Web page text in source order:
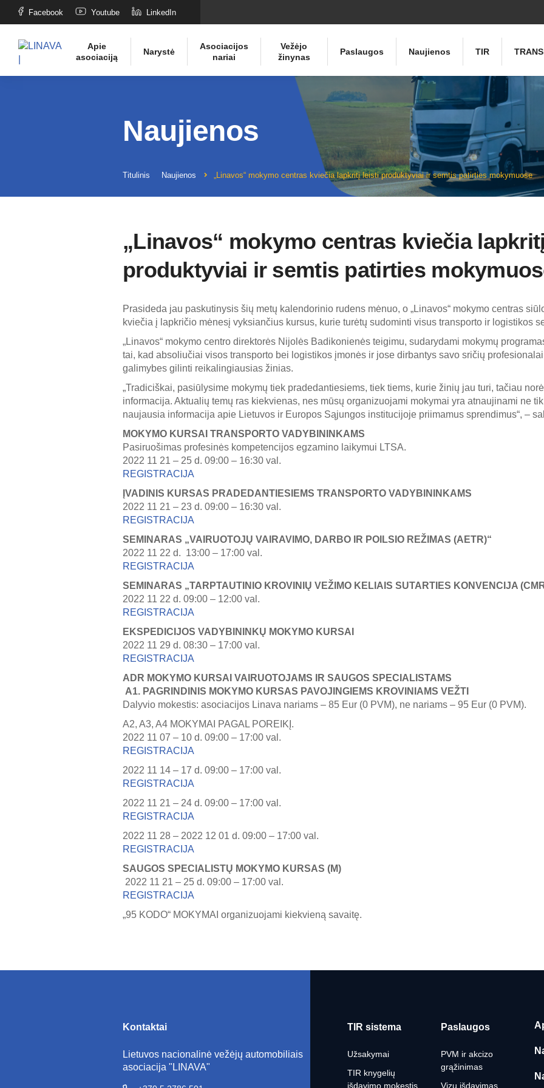
Facebook Youtube LinkedIn
Apie
asociaciją
Narystė
Asociacijos
nariai
Vežėjo
žinynas
Paslaugos Naujienos TIR
Naujienos
Titulinis Naujienos „Linavos“ mokymo centras kviečia lapkritį leisti produktyviai ir semtis patirties mokymuose
„Linavos“ mokymo centras kviečia
produktyviai ir semtis patirties
Prasideda jau paskutinysis šių metų kalendorinio rudens mėnuo, o „Linavos“ mokymo centras
kviečia į lapkričio mėnesį vyksiančius kursus, kurie turėtų sudominti visus transporto ir logistikos
„Linavos“ mokymo centro direktorės Nijolės Badikonienės teigimu, sudarydami mokymų
tai, kad absoliučiai visos transporto bei logistikos įmonės ir jose dirbantys savo sričių
galimybes gilinti reikalingiausias žinias.
„Tradiciškai, pasiūlysime mokymų tiek pradedantiesiems, tiek tiems, kurie žinių jau turi, tačiau
informacija. Aktualių temų ras kiekvienas, nes mūsų organizuojami mokymai yra atnaujinami ne
naujausia informacija apie Lietuvos ir Europos Sąjungos institucijoje priimamus sprendimus“, –
MOKYMO KURSAI TRANSPORTO VADYBININKAMS
Pasiruošimas profesinės kompetencijos egzamino laikymui LTSA.
2022 11 21 – 25 d. 09:00 – 16:30 val.
REGISTRACIJA
ĮVADINIS KURSAS PRADEDANTIESIEMS TRANSPORTO VADYBININKAMS
2022 11 21 – 23 d. 09:00 – 16:30 val.
REGISTRACIJA
SEMINARAS „VAIRUOTOJŲ VAIRAVIMO, DARBO IR POILSIO REŽIMAS (AETR)“
2022 11 22 d. 13:00 – 17:00 val.
REGISTRACIJA
SEMINARAS „TARPTAUTINIO KROVINIŲ VEŽIMO KELIAIS SUTARTIES KONVENCIJA
2022 11 22 d. 09:00 – 12:00 val.
REGISTRACIJA
EKSPEDICIJOS VADYBININKŲ MOKYMO KURSAI
2022 11 29 d. 08:30 – 17:00 val.
REGISTRACIJA
ADR MOKYMO KURSAI VAIRUOTOJAMS IR SAUGOS SPECIALISTAMS
A1. PAGRINDINIS MOKYMO KURSAS PAVOJINGIEMS KROVINIAMS VEŽTI
Dalyvio mokestis: asociacijos Linava nariams – 85 Eur (0 PVM), ne nariams – 95 Eur (0 PVM).
A2, A3, A4 MOKYMAI PAGAL POREIKĮ.
2022 11 07 – 10 d. 09:00 – 17:00 val.
REGISTRACIJA
2022 11 14 – 17 d. 09:00 – 17:00 val.
REGISTRACIJA
2022 11 21 – 24 d. 09:00 – 17:00 val.
REGISTRACIJA
2022 11 28 – 2022 12 01 d. 09:00 – 17:00 val.
REGISTRACIJA
SAUGOS SPECIALISTŲ MOKYMO KURSAS (M)
2022 11 21 – 25 d. 09:00 – 17:00 val.
REGISTRACIJA
„95 KODO“ MOKYMAI organizuojami kiekvieną savaitę.
Kontaktai
Lietuvos nacionalinė vežėjų automobiliais
asociacija "LINAVA"
TIR sistema
Užsakymai
TIR knygelių
išdavimo mokestis
Paslaugos
PVM ir akcizo
grąžinimas
Vizų išdavimas